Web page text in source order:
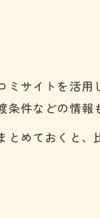
サイトを活用
件などの情報
めておくと、